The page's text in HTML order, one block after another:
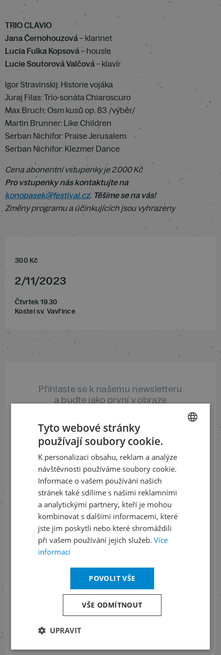
TRIO CLAVIO
Jana Černohouzová– klarinet
Lucia Fulka Kopsová– housle
Lucie Soutorová Valčová– klavír
Igor Stravinskij: Historie vojáka
Juraj Filas: Trio-sonáta Chiaroscuro
Max Bruch: Osm kusů op. 83 /výběr/
Martin Brunner: Like Children
Serban Nichifor: Praise Jerusalem
Serban Nichifor: Klezmer Dance
Cena abonentní vstupenky je 2.000 Kč
Pro vstupenky nás kontaktujte na
konopasek@festival.cz. Těšíme se na vás!
Změny programu a účinkujících jsou vyhrazeny
300 Kč
2/11/2023
Čtvrtek 19.30
Kostel sv. Vavřince
Přihlaste se k našemu newsletteru
a buďte jako první v obraze
ODEBÍRAT NEWSLETTER
Sledujte nás na sociálních sítích
LinkedInflickr
Informace o stavu objednávek
Informace o programu
+420 257 310 414
ENGLISH
Tyto webové stránky
používají soubory cookie.
K personalizaci obsahu, reklam a analýze
návštěvnosti používáme soubory cookie.
Informace o vašem používání našich
stránek také sdílíme s našimi reklamními
a analytickými partnery, kteří je mohou
kombinovat s dalšími informacemi, které
jste jim poskytli nebo které shromáždili
při vašem používání jejich služeb. Více
informací
POVOLIT VŠE
VŠE ODMÍTNOUT
UPRAVIT